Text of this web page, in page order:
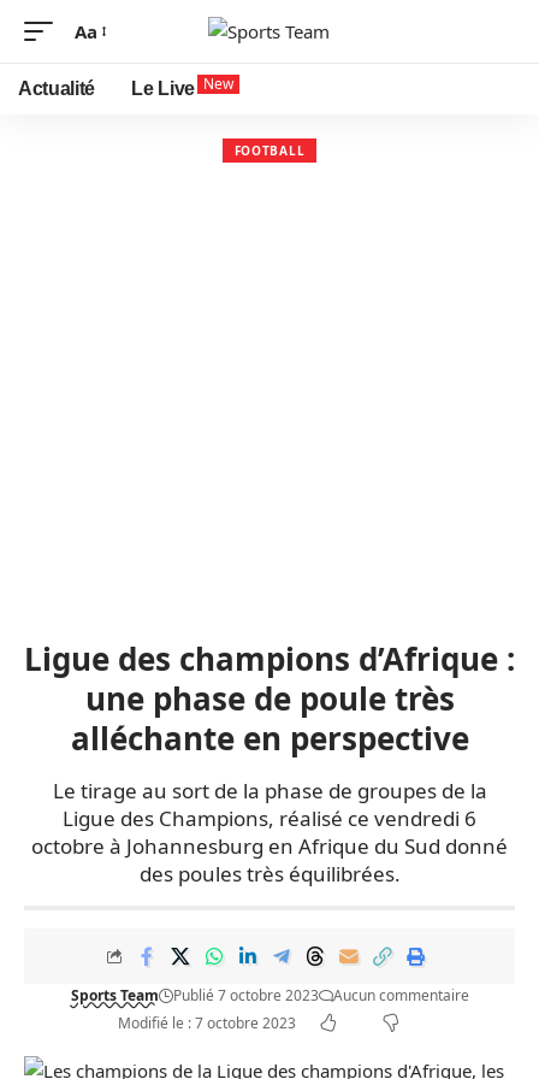
Aa
Actualité Le Live New
FOOTBALL
Ligue des champions d’Afrique :
une phase de poule très
alléchante en perspective
Le tirage au sort de la phase de groupes de la
Ligue des Champions, réalisé ce vendredi 6
octobre à Johannesburg en Afrique du Sud donné
des poules très équilibrées.
Sports Team Publié 7 octobre 2023
Aucun commentaire
Modifié le : 7 octobre 2023